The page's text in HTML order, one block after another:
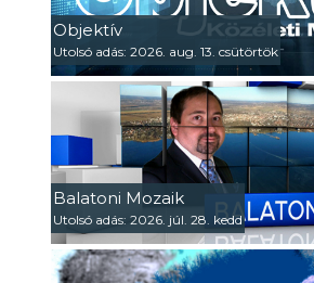
Objektív
Utolsó adás: 2026. aug. 13. csütörtök
Balatoni Mozaik
Utolsó adás: 2026. júl. 28. kedd